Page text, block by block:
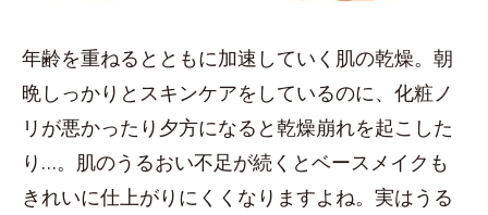
年齢を重ねるとともに加速していく肌の乾燥。朝
晩しっかりとスキンケアをしているのに、化粧ノ
リが悪かったり夕方になると乾燥崩れを起こした
り…。肌のうるおい不足が続くとベースメイクも
きれいに仕上がりにくくなりますよね。実はうる